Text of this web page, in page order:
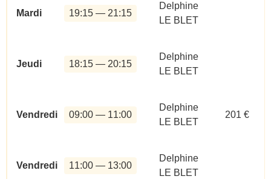
Mardi 19:15 — 21:15
Delphine
LE BLET
Jeudi 18:15 — 20:15
Delphine
LE BLET
Vendredi 09:00 — 11:00
Delphine
LE BLET
Vendredi 11:00 — 13:00
Delphine
LE BLET
201 €